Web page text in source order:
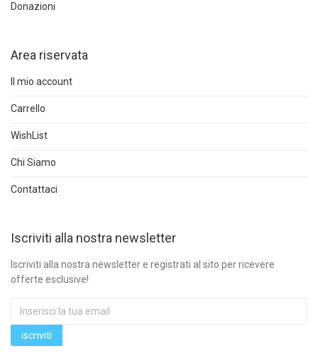
Donazioni
Area riservata
Il mio account
Carrello
WishList
Chi Siamo
Contattaci
Iscriviti alla nostra newsletter
Iscriviti alla nostra newsletter e registrati al sito per ricevere
offerte esclusive!